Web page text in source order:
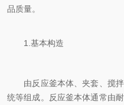
品质量。
1.基本构造
由反应釜本体、夹套、搅拌
统等组成。反应釜本体通常由